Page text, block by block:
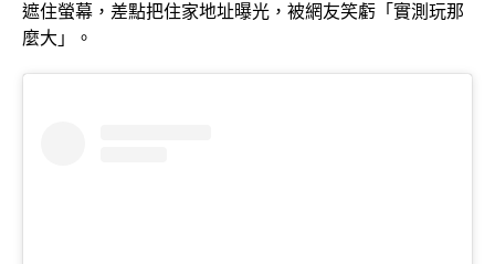
遮住螢幕，差點把住家地址曝光，被網友笑虧「實測玩那
麼大」。